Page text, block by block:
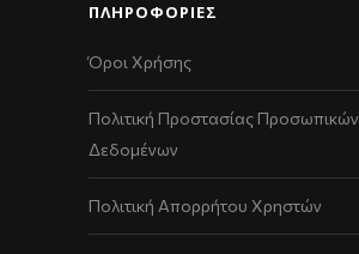
ΠΛΗΡΟΦΟΡΙΕΣ
Όροι Χρήσης
Πολιτική Προστασίας Προσωπικών
Δεδομένων
Πολιτική Απορρήτου Χρηστών